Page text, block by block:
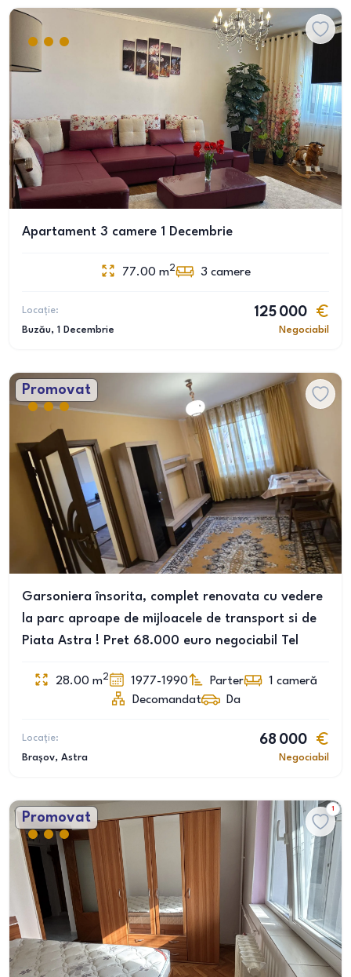
Apartament 3 camere 1 Decembrie
77.00 m2 3 camere
Locație:
Buzău, 1 Decembrie
125 000
Negociabil
Promovat
Garsoniera însorita, complet renovata cu vedere
la parc aproape de mijloacele de transport si de
Piata Astra ! Pret 68.000 euro negociabil Tel
28.00 m2 1977-1990 Parter 1 cameră
Decomandat
Da
Locație:
Brașov, Astra
68 000
Negociabil
Promovat
1